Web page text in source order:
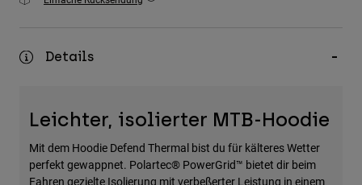
Alle anzeigen
Details
Leichter, isolierter MTB-Hoodie
Mit dem Hoodie Defend Thermal bist du für kälteres Wetter
perfekt gewappnet. Polartec® PowerGrid™ bietet dir beim
Fahren gezielte Isolierung mit verbeßerter Leistung in einem